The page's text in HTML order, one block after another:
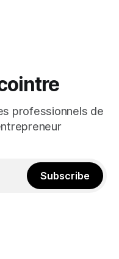
professionnels de
Subscribe